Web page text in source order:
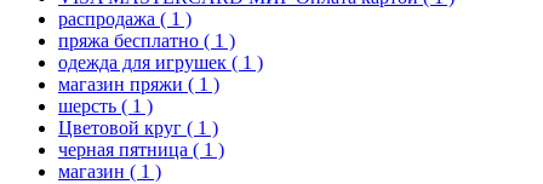
распродажа ( 1 )
пряжа бесплатно ( 1 )
одежда для игрушек ( 1 )
магазин пряжи ( 1 )
шерсть ( 1 )
Цветовой круг ( 1 )
черная пятница ( 1 )
магазин ( 1 )